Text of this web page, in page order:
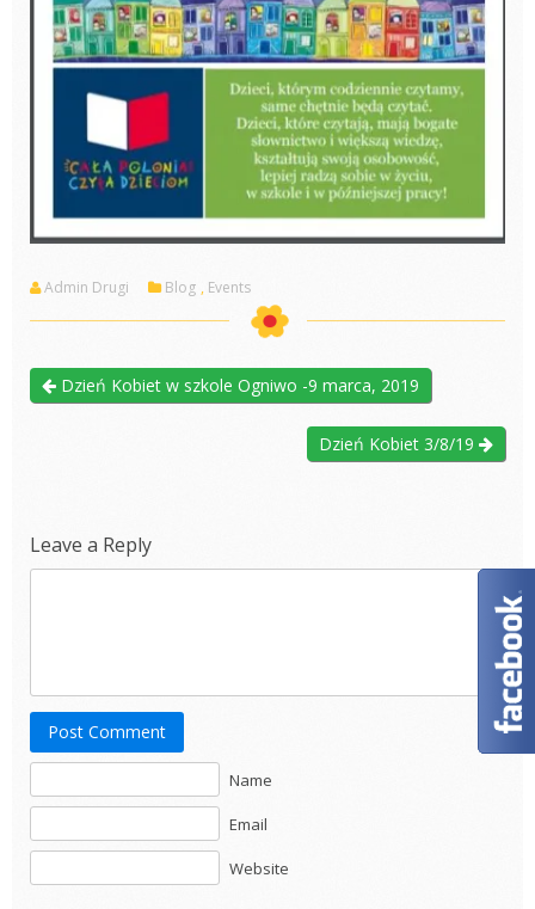
Admin Drugi Blog , Events
Dzień Kobiet w szkole Ogniwo -9 marca, 2019
Dzień Kobiet 3/8/19
Leave a Reply
Post Comment
Name
Email
Website